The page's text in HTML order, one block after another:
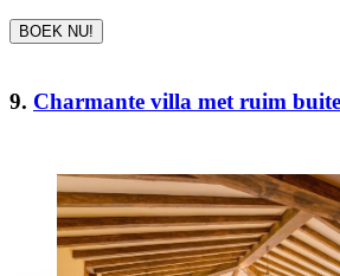
BOEK NU!
9. Charmante villa met ruim